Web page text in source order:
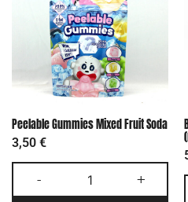
Peelable Gummies Mixed Fruit Soda
3,50 €
- +